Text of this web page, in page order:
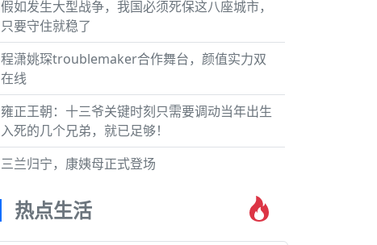
假如发生大型战争，我国必须死保这八座城市，
只要守住就稳了
程潇姚琛troublemaker合作舞台，颜值实力双
在线
雍正王朝：十三爷关键时刻只需要调动当年出生
入死的几个兄弟，就已足够！
三兰归宁，康姨母正式登场
热点生活